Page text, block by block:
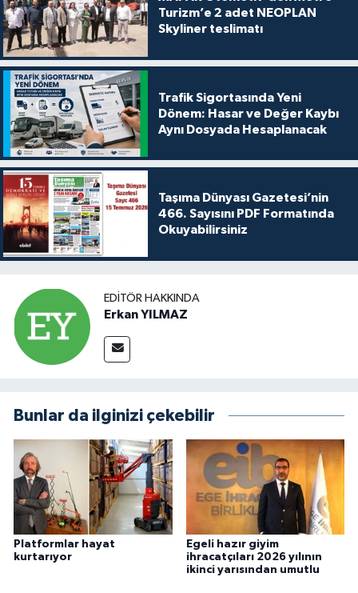
Turizm’e 2 adet NEOPLAN
Skyliner teslimatı
Trafik Sigortasında Yeni
Dönem: Hasar ve Değer Kaybı
Aynı Dosyada Hesaplanacak
Taşıma Dünyası Gazetesi’nin
466. Sayısını PDF Formatında
Okuyabilirsiniz
EDITÖR HAKKINDA
Erkan YILMAZ
Bunlar da ilginizi çekebilir
Platformlar hayat
kurtarıyor
Egeli hazır giyim
ihracatçıları 2026 yılının
ikinci yarısından umutlu